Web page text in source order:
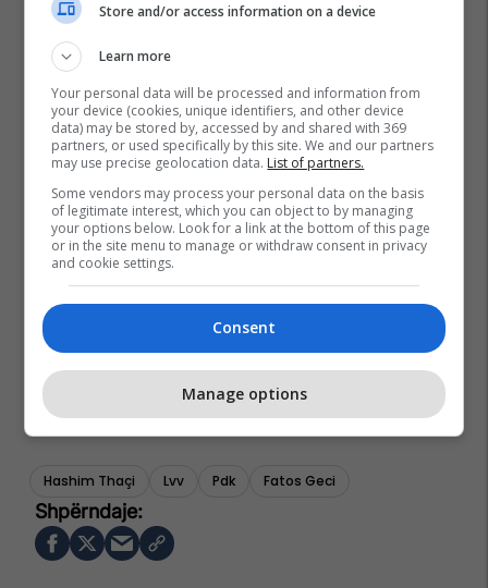
Hashim Thaçi Lvv Pdk Fatos Geci
Store and/or access information on a device
Learn more
Your personal data will be processed and information from
your device (cookies, unique identifiers, and other device
data) may be stored by, accessed by and shared with 369
partners, or used specifically by this site. We and our partners
may use precise geolocation data. List of partners.
Some vendors may process your personal data on the basis
of legitimate interest, which you can object to by managing
your options below. Look for a link at the bottom of this page
or in the site menu to manage or withdraw consent in privacy
and cookie settings.
Consent
Manage options